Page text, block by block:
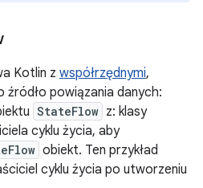
Kotlin z współrzędnymi,
źródło powiązania danych:
StateFlow z: klasy
cyklu życia, aby
obiekt. Ten przykład
cyklu życia po utworzeniu